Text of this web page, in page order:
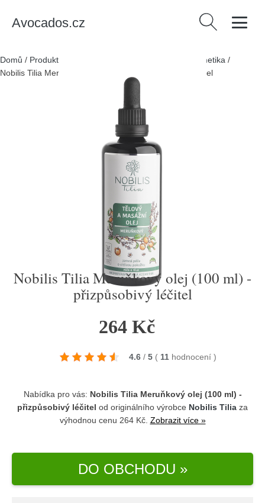
Avocados.cz Vyhledávání
Domů / Produkty Kosmetika /
Nobilis Tilia Meruňkový olej (100 ml) - přizpůsobivý léčitel
Nobilis Tilia Meruňkový olej (100 ml) -
přizpůsobivý léčitel
264 Kč
4.6 / 5 ( 11 hodnocení )
Nabídka pro vás: Nobilis Tilia Meruňkový olej (100 ml) -
přizpůsobivý léčitel od originálního výrobce Nobilis Tilia za
výhodnou cenu 264 Kč. Zobrazit více »
DO OBCHODU »